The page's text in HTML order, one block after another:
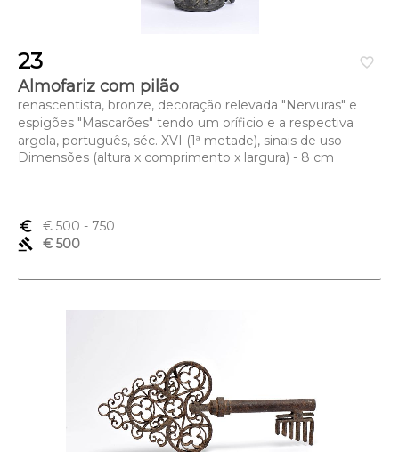
favorite_border
23
Almofariz com pilão
renascentista, bronze, decoração relevada "Nervuras" e
espigões "Mascarões" tendo um oríficio e a respectiva
argola, português, séc. XVI (1ª metade), sinais de uso
Dimensões (altura x comprimento x largura) - 8 cm
euro_symbol € 500 - 750
gavel
€ 500